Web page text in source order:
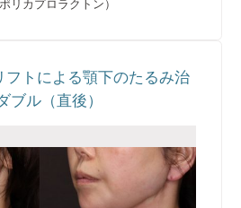
リカプロラクトン）
フトによる顎下のたるみ治
ブル（直後）